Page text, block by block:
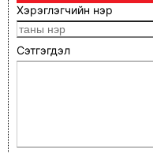
Хэрэглэгчийн нэр
Сэтгэгдэл